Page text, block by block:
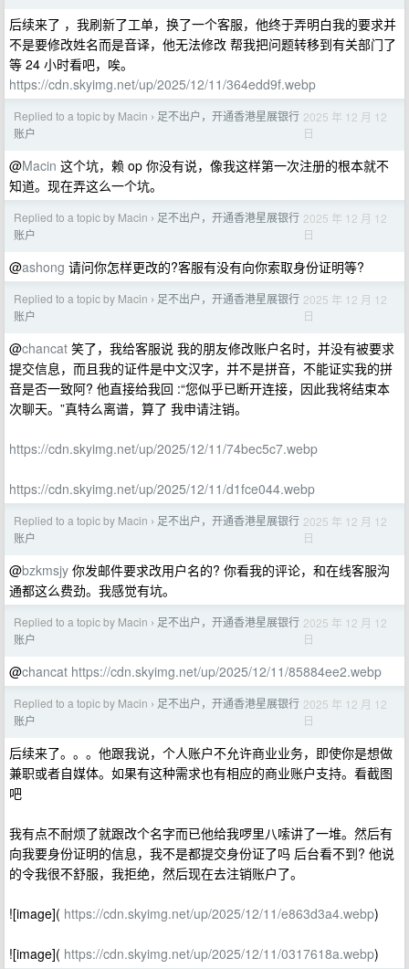
后续来了 ，我刷新了工单，换了一个客服，他终于弄明白我的要求并
不是要修改姓名而是音译，他无法修改 帮我把问题转移到有关部门了
等 24 小时看吧，唉。
https://cdn.skyimg.net/up/2025/12/11/364edd9f.webp
Replied to a topic by Macin › 足不出户，开通香港星展银行
账户
2025 年 12 月 12
日
@Macin 这个坑，赖 op 你没有说，像我这样第一次注册的根本就不
知道。现在弄这么一个坑。
Replied to a topic by Macin › 足不出户，开通香港星展银行
账户
2025 年 12 月 12
日
@ashong 请问你怎样更改的?客服有没有向你索取身份证明等?
Replied to a topic by Macin › 足不出户，开通香港星展银行
账户
2025 年 12 月 12
日
@chancat 笑了，我给客服说 我的朋友修改账户名时，并没有被要求
提交信息，而且我的证件是中文汉字，并不是拼音，不能证实我的拼
音是否一致阿? 他直接给我回 :“您似乎已断开连接，因此我将结束本
次聊天。”真特么离谱，算了 我申请注销。
https://cdn.skyimg.net/up/2025/12/11/74bec5c7.webp
https://cdn.skyimg.net/up/2025/12/11/d1fce044.webp
Replied to a topic by Macin › 足不出户，开通香港星展银行
账户
2025 年 12 月 12
日
@bzkmsjy 你发邮件要求改用户名的? 你看我的评论，和在线客服沟
通都这么费劲。我感觉有坑。
Replied to a topic by Macin › 足不出户，开通香港星展银行
账户
2025 年 12 月 12
日
@chancat https://cdn.skyimg.net/up/2025/12/11/85884ee2.webp
Replied to a topic by Macin › 足不出户，开通香港星展银行
账户
2025 年 12 月 12
日
后续来了。。。他跟我说，个人账户不允许商业业务，即使你是想做
兼职或者自媒体。如果有这种需求也有相应的商业账户支持。看截图
吧
我有点不耐烦了就跟改个名字而已他给我啰里八嗦讲了一堆。然后有
向我要身份证明的信息，我不是都提交身份证了吗 后台看不到? 他说
的令我很不舒服，我拒绝，然后现在去注销账户了。
![image]( https://cdn.skyimg.net/up/2025/12/11/e863d3a4.webp)
![image]( https://cdn.skyimg.net/up/2025/12/11/0317618a.webp)